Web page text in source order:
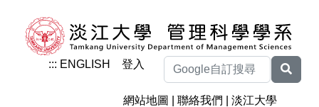
::: ENGLISH 登入
網站地圖 |聯絡我們 |淡江大學